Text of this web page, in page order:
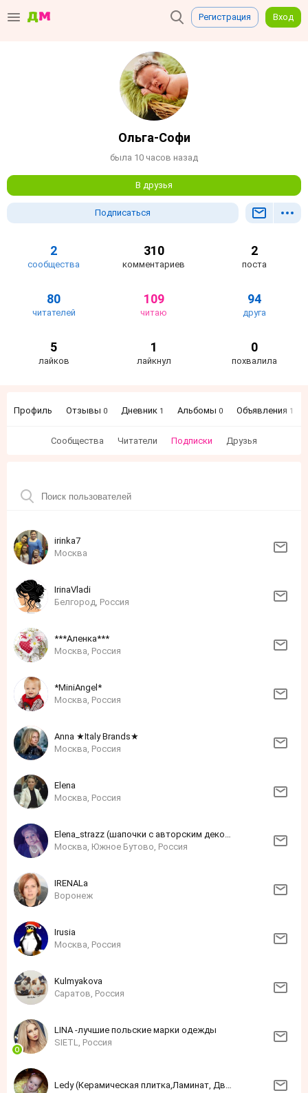
Регистрация Вход
Ольга-Софи
была 10 часов назад
В друзья
Подписаться
2
сообщества
310
комментариев
2
поста
80
читателей
109
читаю
94
друга
5
лайков
1
лайкнул
0
похвалила
Профиль Отзывы 0 Дневник 1 Альбомы 0 Объявления 1
Сообщества Читатели Подписки Друзья
irinka7
Москва
IrinaVladi
Белгород, Россия
***Аленка***
Москва, Россия
*MiniAngel*
Москва, Россия
Anna ★Italy Brands★
Москва, Россия
Elena
Москва, Россия
Elena_strazz (шапочки с авторским декором из страз)
Москва, Южное Бутово, Россия
IRENALa
Воронеж
Irusia
Москва, Россия
Kulmyakova
Саратов, Россия
LINA -лучшие польские марки одежды
SIETL, Россия
Ledy (Керамическая плитка,Ламинат, Двери и Обои)